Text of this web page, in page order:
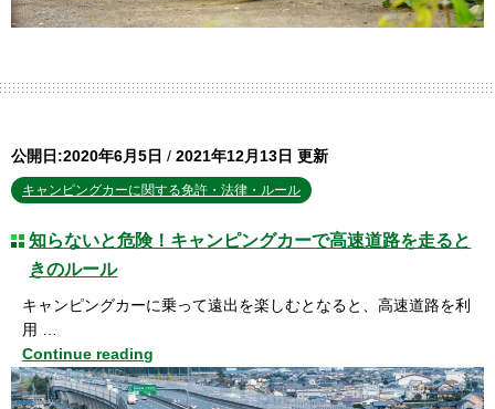
公開日:2020年6月5日 / 2021年12月13日 更新
キャンピングカーに関する免許・法律・ルール
知らないと危険！キャンピングカーで高速道路を走ると
きのルール
キャンピングカーに乗って遠出を楽しむとなると、高速道路を利
用 …
Continue reading